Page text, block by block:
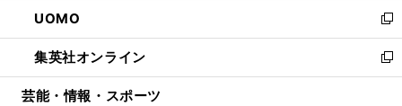
く
で
開
く
ド
ウ
で
開
ィ
ン
ド
ウ
い
ウ
ィ
ン
UOMO
新
し
い
ウ
集英社オンライン
新
し
芸能・情報・スポーツ